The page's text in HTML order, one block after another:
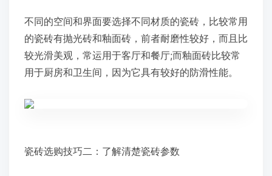
不同的空间和界面要选择不同材质的瓷砖，比较常用
的瓷砖有抛光砖和釉面砖，前者耐磨性较好，而且比
较光滑美观，常运用于客厅和餐厅;而釉面砖比较常
用于厨房和卫生间，因为它具有较好的防滑性能。
瓷砖选购技巧二：了解清楚瓷砖参数